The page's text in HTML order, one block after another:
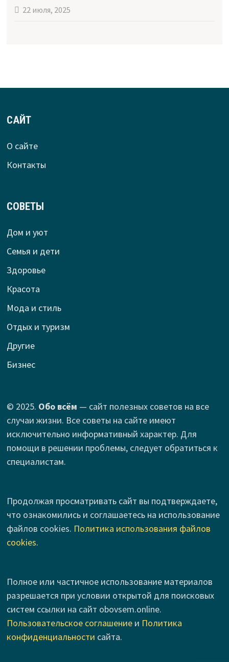
22 июля, 2025
САЙТ
О сайте
Контакты
СОВЕТЫ
Дом и уют
Семья и дети
Здоровье
Красота
Мода и стиль
Отдых и туризм
Другие
Бизнес
© 2025. Обо всём — сайт полезных советов на все
случаи жизни. Все советы на сайте имеют
исключительно информативный характер. Для
помощи в решении проблемы, следует обратиться к
специалистам.
Продолжая просматривать сайт вы подтверждаете,
что ознакомились и соглашаетесь на использование
файлов cookies. Политика использования файлов
cookies.
Полное или частичное использование материалов
разрешается при условии открытой для поисковых
систем ссылки на сайт obovsem.online.
Пользовательское соглашениеи Политика
конфиденциальности сайта.